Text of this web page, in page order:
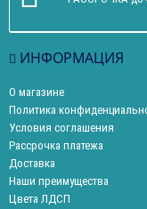
ИНФОРМАЦИЯ
О магазине
Политика
Условия соглашения
Рассрочка платежа
Доставка
Наши преимущества
Цвета ЛДСП